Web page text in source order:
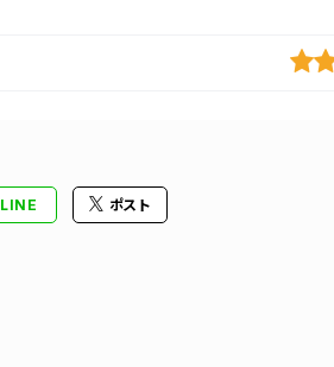
LINE ポスト